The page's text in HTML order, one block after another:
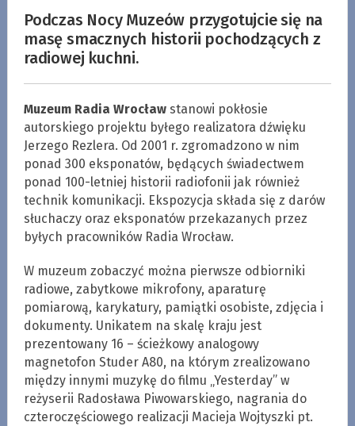
Podczas Nocy Muzeów przygotujcie się na
masę smacznych historii pochodzących z
radiowej kuchni.
Muzeum Radia Wrocławstanowi pokłosie
autorskiego projektu byłego realizatora dźwięku
Jerzego Rezlera. Od 2001 r. zgromadzono w nim
ponad 300 eksponatów, będących świadectwem
ponad 100-letniej historii radiofonii jak również
technik komunikacji. Ekspozycja składa się z darów
słuchaczy oraz eksponatów przekazanych przez
byłych pracowników Radia Wrocław.
W muzeum zobaczyć można pierwsze odbiorniki
radiowe, zabytkowe mikrofony, aparaturę
pomiarową, karykatury, pamiątki osobiste, zdjęcia i
dokumenty. Unikatem na skalę kraju jest
prezentowany 16 – ścieżkowy analogowy
magnetofon Studer A80, na którym zrealizowano
między innymi muzykę do filmu „Yesterday” w
reżyserii Radosława Piwowarskiego, nagrania do
czteroczęściowego realizacji Macieja Wojtyszki pt.